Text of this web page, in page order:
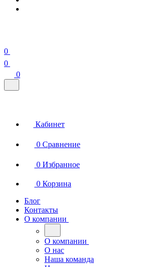
0
0
0
Кабинет
0 Сравнение
0 Избранное
0 Корзина
Блог
Контакты
О компании
О компании
О нас
Наша команда